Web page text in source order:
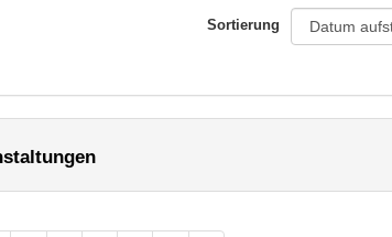
Sortierung